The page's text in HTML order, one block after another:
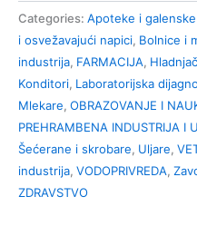
Categories: Apoteke i
i osvežavajući napici, Bolnice i
industrija, FARMACIJA,
Konditori, Laboratorijska
Mlekare, OBRAZOVANJE I
PREHRAMBENA INDUSTRIJA I
Šećerane i skrobare, Uljare,
industrija, VODOPRIVREDA,
ZDRAVSTVO